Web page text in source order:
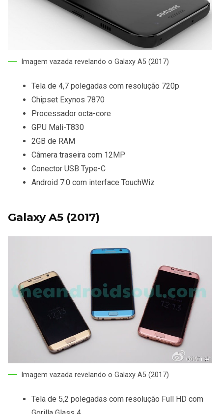
Imagem vazada revelando o Galaxy A5 (2017)
Tela de 4,7 polegadas com resolução 720p
Chipset Exynos 7870
Processador octa-core
GPU Mali-T830
2GB de RAM
Câmera traseira com 12MP
Conector USB Type-C
Android 7.0 com interface TouchWiz
Galaxy A5 (2017)
Imagem vazada revelando o Galaxy A5 (2017)
Tela de 5,2 polegadas com resolução Full HD com